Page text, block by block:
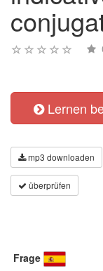
Lernen
mp3 downloaden
überprüfen
Frage